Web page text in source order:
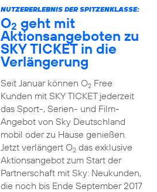
NUTZERERLEBNIS DER SPITZENKLASSE:
O2 geht mit
Aktionsangeboten zu
SKY TICKET in die
Verlängerung
Seit Januar können O2Free
Kunden mit SKY TICKET jederzeit
das Sport-, Serien- und Film-
Angebot von Sky Deutschland
mobil oder zu Hause genießen.
Jetzt verlängert O2das exklusive
Aktionsangebot zum Start der
Partnerschaft mit Sky: Neukunden,
die noch bis Ende September 2017